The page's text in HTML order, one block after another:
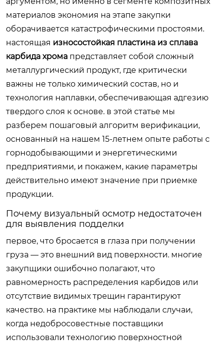
материалов экономия на этапе закупки
оборачивается катастрофическими простоями.
настоящая износостойкая пластина из сплава
карбида хрома представляет собой сложный
металлургический продукт, где критически
важны не только химический состав, но и
технология наплавки, обеспечивающая адгезию
твердого слоя к основе. в этой статье мы
разберем пошаговый алгоритм верификации,
основанный на нашем 15-летнем опыте работы с
горнодобывающими и энергетическими
предприятиями, и покажем, какие параметры
действительно имеют значение при приемке
продукции.
Почему визуальный осмотр недостаточен
для выявления подделки
первое, что бросается в глаза при получении
груза — это внешний вид поверхности. многие
закупщики ошибочно полагают, что
равномерность распределения карбидов или
отсутствие видимых трещин гарантируют
качество. на практике мы наблюдали случаи,
когда недобросовестные поставщики
использовали технологию поверхностной